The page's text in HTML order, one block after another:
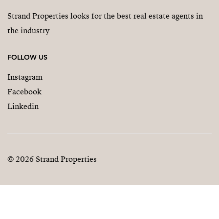
Strand Properties looks for the best real estate agents in
the industry
FOLLOW US
Instagram
Facebook
Linkedin
© 2026 Strand Properties